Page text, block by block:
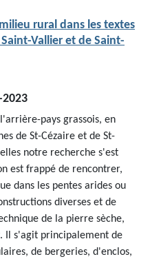
rural dans les textes
Vallier et de Saint-
2023
pays grassois, en
de St-Cézaire et de St-
notre recherche s'est
est frappé de rencontrer,
dans les pentes arides ou
diverses et de
de la pierre sèche,
Il s'agit principalement de
de bergeries, d'enclos,